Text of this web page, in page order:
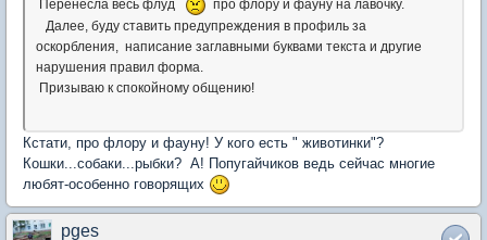
Перенесла весь флуд
про флору и фауну на лавочку.
Далее, буду ставить предупреждения в профиль за
оскорбления, написание заглавными буквами текста и другие
нарушения правил форма.
Призываю к спокойному общению!
Кстати, про флору и фауну! У кого есть " животинки"?
Кошки...собаки...рыбки? А! Попугайчиков ведь сейчас многие
любят-особенно говорящих
pges